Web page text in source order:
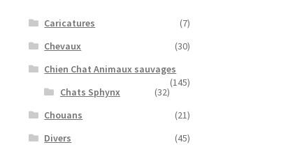
Caricatures
(7)
Chevaux
(30)
Chien Chat Animaux sauvages
(145)
Chats Sphynx
(32)
Chouans
(21)
Divers
(45)